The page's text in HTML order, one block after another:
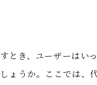
とき、ユーザーはい
ょうか。ここでは、